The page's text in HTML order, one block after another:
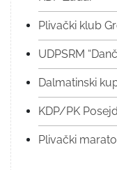
Plivački klub
UDPSRM
Dalmatinski
KDP/PK
Plivački